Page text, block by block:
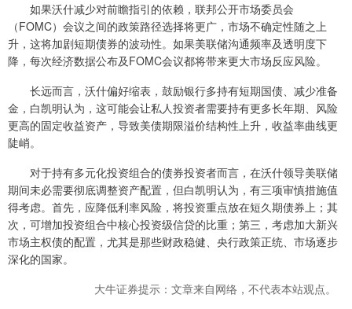
如果沃什减少对前瞻指引的依赖，联邦公开市场委员会
（FOMC）会议之间的政策路径选择将更广，市场不确定性随之上
升，这将加剧短期债券的波动性。如果美联储沟通频率及透明度下
降，每次经济数据公布及FOMC会议都将带来更大市场反应风险。
长远而言，沃什偏好缩表，鼓励银行多持有短期国债、减少准备
金，白凯明认为，这可能会让私人投资者需要持有更多长年期、风险
更高的固定收益资产，导致美债期限溢价结构性上升，收益率曲线更
陡峭。
对于持有多元化投资组合的债券投资者而言，在沃什领导美联储
期间未必需要彻底调整资产配置，但白凯明认为，有三项审慎措施值
得考虑。首先，应降低利率风险，将投资重点放在短久期债券上；其
次，可增加投资组合中核心投资级信贷的比重；第三，考虑加大新兴
市场主权债的配置，尤其是那些财政稳健、央行政策正统、市场逐步
深化的国家。
大牛证券提示：文章来自网络，不代表本站观点。